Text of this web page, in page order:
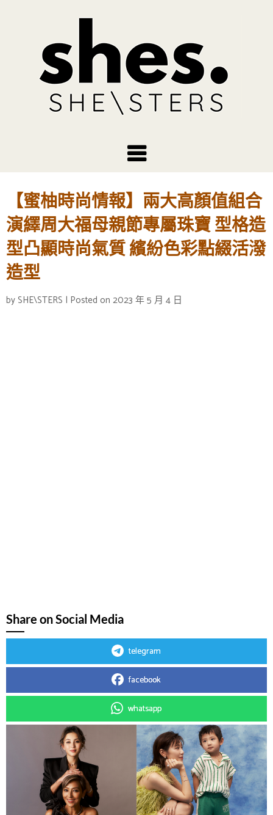
【蜜柚時尚情報】兩大高顏值組合
演繹周大福母親節專屬珠寶 型格造
型凸顯時尚氣質 繽紛色彩點綴活潑
造型
by SHE\STERS | Posted on 2023 年 5 月 4 日
Share on Social Media
telegram
facebook
whatsapp